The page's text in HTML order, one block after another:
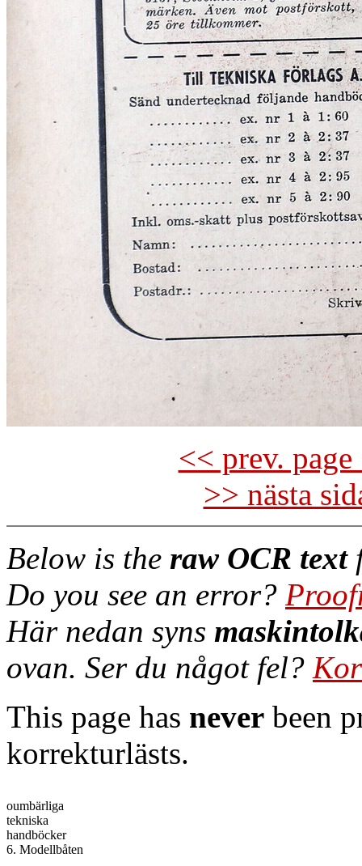
<< prev.
>> nästa
Below is the raw OCR text
Do you see an error?
Här nedan syns
ovan. Ser du något fel?
This page has never been
korrekturlästs.
oumbärliga
tekniska
handböcker
6. Modellbåten